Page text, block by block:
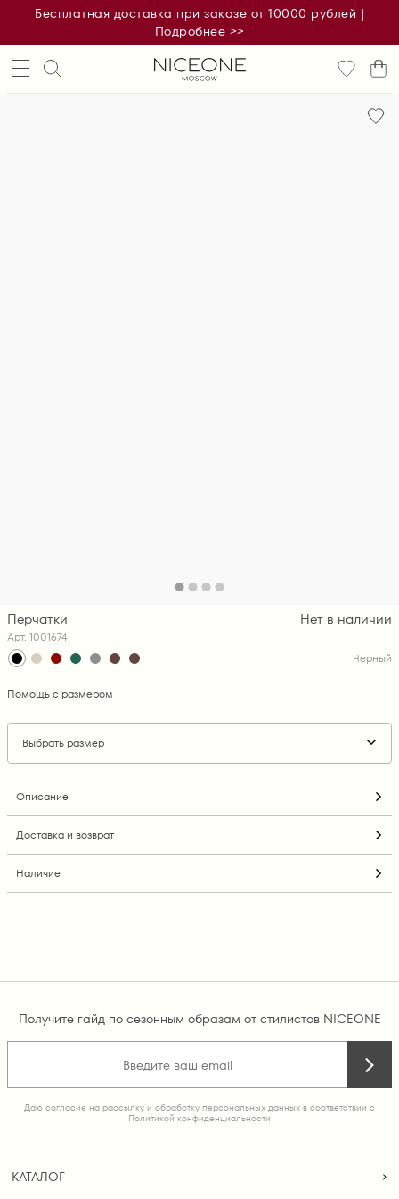
Бесплатная доставка при заказе от 10000 рублей |
Подробнее >>
Перчатки
Арт. 1001674
Нет в наличии
Черный
Помощь с размером
Выбрать размер
Описание
Доставка и возврат
Наличие
Получите гайд по сезонным образам от стилистов NICEONE
Даю согласие на рассылку и обработку персональных данных в соответствии с
Политикой конфиденциальности
КАТАЛОГ